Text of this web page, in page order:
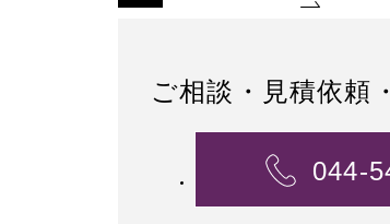
ご相談・見積依頼・
044-